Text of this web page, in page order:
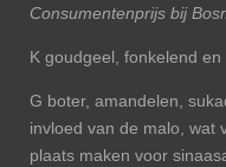
Consumentenprijs bij
K goudgeel, fonkelend
G boter, amandelen,
invloed van de malo, wat
plaats maken voor